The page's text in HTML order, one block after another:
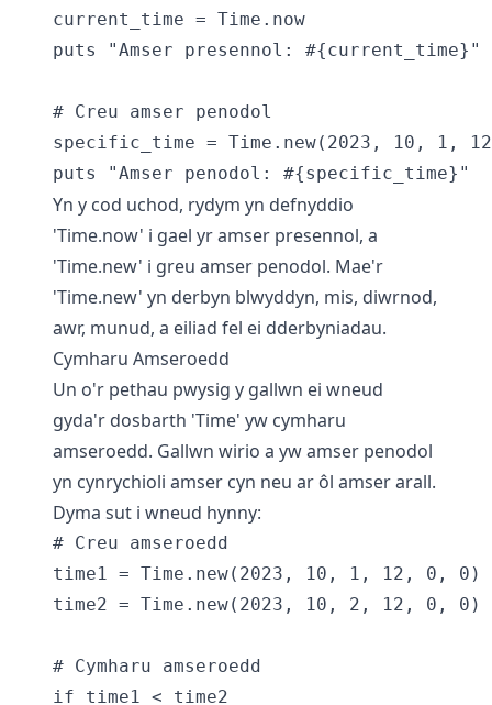
current_time = Time.now
puts "Amser presennol: #{current_time}"
# Creu amser penodol
specific_time = Time.new(2023, 10, 1,
Yn y cod uchod, rydym yn defnyddio
'Time.now' i gael yr amser presennol, a
'Time.new' i greu amser penodol. Mae'r
'Time.new' yn derbyn blwyddyn, mis, diwrnod,
awr, munud, a eiliad fel ei dderbyniadau.
Cymharu Amseroedd
Un o'r pethau pwysig y gallwn ei wneud
gyda'r dosbarth 'Time' yw cymharu
amseroedd. Gallwn wirio a yw amser penodol
yn cynrychioli amser cyn neu ar ôl amser arall.
Dyma sut i wneud hynny:
# Creu amseroedd
time1 = Time.new(2023, 10, 1, 12, 0, 0)
time2 = Time.new(2023, 10, 2, 12, 0, 0)
# Cymharu amseroedd
if time1 < time2